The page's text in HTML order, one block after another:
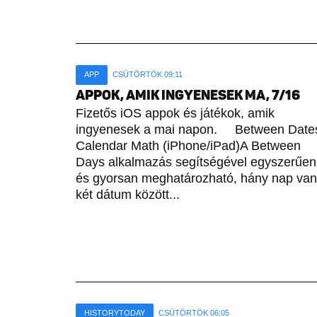
APP CSÜTÖRTÖK 09:11
APPOK, AMIK INGYENESEK MA, 7/16
Fizetős iOS appok és játékok, amik
ingyenesek a mai napon. Between
Calendar Math (iPhone/iPad)A Between
Days alkalmazás segítségével egyszerűen
és gyorsan meghatározható, hány nap van
két dátum között...
HISTORYTODAY CSÜTÖRTÖK 06:05